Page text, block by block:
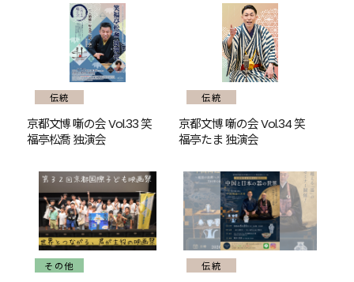
伝統
京都文博 噺の会 Vol.33 笑
福亭松喬 独演会
伝統
京都文博 噺の会 Vol.34 笑
福亭たま 独演会
その他 伝統